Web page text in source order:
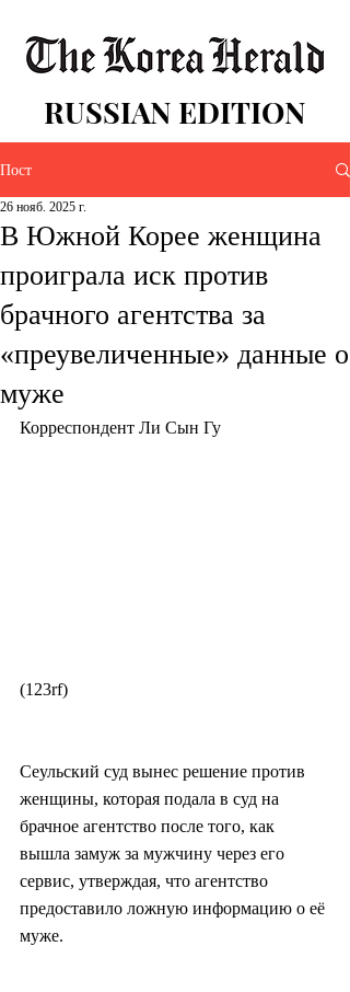
RUSSIAN EDITION
Пост
В Южной Корее женщина
проиграла иск против
брачного агентства за
«преувеличенные» данные о
муже
26 нояб. 2025 г.
Корреспондент Ли Сын Гу
(123rf)
Сеульский суд вынес решение против
женщины, которая подала в суд на
брачное агентство после того, как
вышла замуж за мужчину через его
сервис, утверждая, что агентство
предоставило ложную информацию о её
муже.